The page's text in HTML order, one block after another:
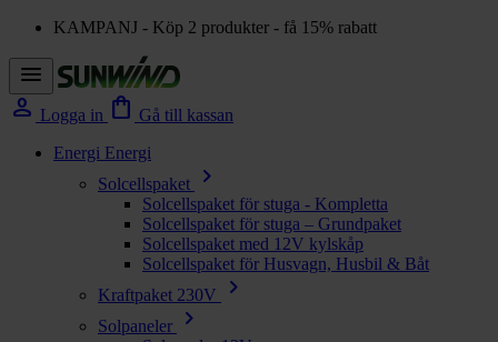
KAMPANJ - Köp 2 produkter - få 15% rabatt
menu
person Logga in shopping_bag Gå till kassan
Energi Energi
Solcellspaket
chevron_right
Solcellspaket för stuga - Kompletta
Solcellspaket för stuga – Grundpaket
Solcellspaket med 12V kylskåp
Solcellspaket för Husvagn, Husbil & Båt
Kraftpaket 230V
chevron_right
Solpaneler chevron_right